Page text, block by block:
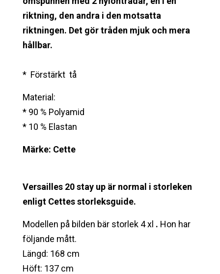
riktning, den andra i den motsatta
riktningen. Det gör tråden mjuk och mera
hållbar.
* Förstärkt tå
Material:
* 90 % Polyamid
* 10 % Elastan
Märke: Cette
Versailles 20 stay up är normal i storleken
enligt Cettes storleksguide.
Modellen på bilden bär storlek 4 xl . Hon har
följande mått.
Längd: 168 cm
Höft: 137 cm